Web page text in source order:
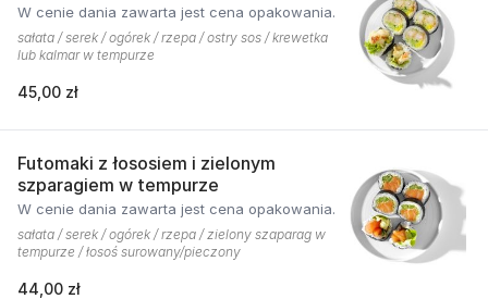
W cenie dania zawarta jest cena opakowania.
sałata / serek / ogórek / rzepa / ostry sos / krewetka
lub kalmar w tempurze
45,00 zł
Futomaki z łososiem i zielonym
szparagiem w tempurze
W cenie dania zawarta jest cena opakowania.
sałata / serek / ogórek / rzepa / zielony szaparag w
tempurze / łosoś surowany/pieczony
44,00 zł